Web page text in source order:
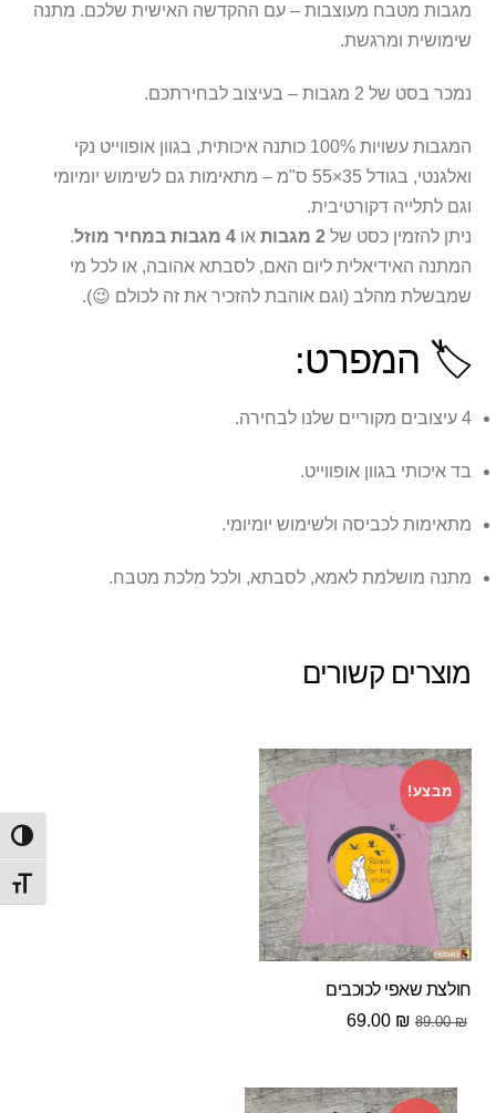
מתג
מגבות מטבח מעוצבות – עם ההקדשה האישית שלכם. מתנה
שימושית ומרגשת.
נמכר בסט של 2 מגבות – בעיצוב לבחירתכם.
המגבות עשויות 100% כותנה איכותית, בגוון אופווייט נקי
ואלגנטי, בגודל 35×55 ס"מ – מתאימות גם לשימוש יומיומי
וגם לתלייה דקורטיבית.
ניתן להזמין כסט של2 מגבות או4 מגבות במחיר מוזל
.
המתנה האידיאלית ליום האם, לסבתא אהובה, או לכל מי
שמבשלת מהלב (וגם אוהבת להזכיר את זה לכולם 😉).
🏷️ המפרט:
4 עיצובים מקוריים שלנו לבחירה.
בד איכותי בגוון אופווייט.
מתאימות לכביסה ולשימוש יומיומי.
מתנה מושלמת לאמא, לסבתא, ולכל מלכת מטבח.
מוצרים קשורים
מבצע!
חולצת שאפי לכוכבים
89.00₪
המחיר
89.00 ₪.
69.00 ₪
המחיר
69.00 ₪.